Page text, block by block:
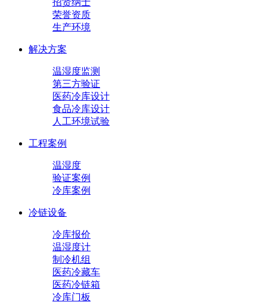
荣誉资质
生产环境
解决方案
温湿度监测
第三方验证
医药冷库设计
食品冷库设计
人工环境试验
工程案例
温湿度
验证案例
冷库案例
冷链设备
冷库报价
温湿度计
制冷机组
医药冷藏车
医药冷链箱
冷库门板